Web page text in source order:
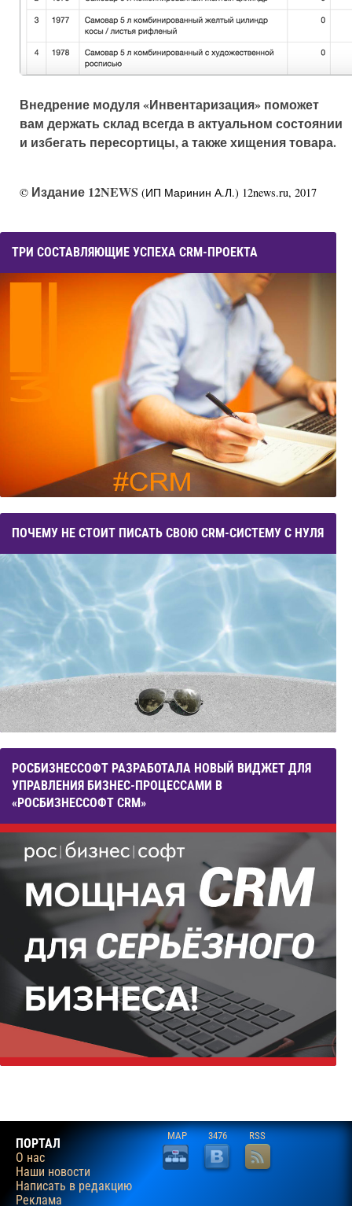
Внедрение модуля «Инвентаризация» поможет
вам держать склад всегда в актуальном состоянии
и избегать пересортицы, а также хищения товара.
© Издание 12NEWS (ИП Маринин А.Л.) 12news.ru, 2017
ТРИ СОСТАВЛЯЮЩИЕ УСПЕХА CRM-ПРОЕКТА
ПОЧЕМУ НЕ СТОИТ ПИСАТЬ СВОЮ CRM-СИСТЕМУ С НУЛЯ
РОСБИЗНЕССОФТ РАЗРАБОТАЛА НОВЫЙ ВИДЖЕТ ДЛЯ
УПРАВЛЕНИЯ БИЗНЕС-ПРОЦЕССАМИ В
«РОСБИЗНЕССОФТ CRM»
ПОРТАЛ
О нас
Наши новости
Написать в редакцию
Реклама
MAP 3476 RSS